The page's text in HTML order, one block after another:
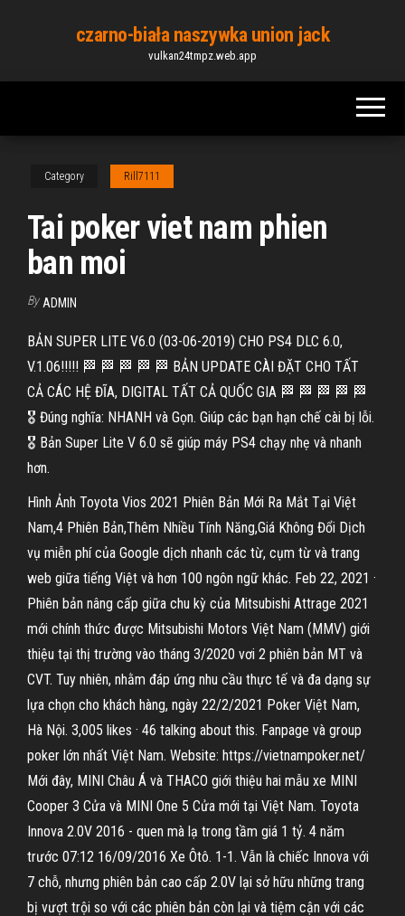
content
czarno-biała naszywka union jack
vulkan24tmpz.web.app
Category Rill7111
Tai poker viet nam phien
ban moi
By ADMIN
BẢN SUPER LITE V6.0 (03-06-2019) CHO PS4 DLC 6.0,
V.1.06!!!!! 🏁 🏁 🏁 🏁 🏁 BẢN UPDATE CÀI ĐẶT CHO TẤT
CẢ CÁC HỆ ĐĨA, DIGITAL TẤT CẢ QUỐC GIA 🏁 🏁 🏁 🏁 🏁
🎖️ Đúng nghĩa: NHANH và Gọn. Giúp các bạn hạn chế cài bị lỗi.
🎖️ Bản Super Lite V 6.0 sẽ giúp máy PS4 chạy nhẹ và nhanh
hơn.
Hình Ảnh Toyota Vios 2021 Phiên Bản Mới Ra Mắt Tại Việt
Nam,4 Phiên Bản,Thêm Nhiều Tính Năng,Giá Không Đổi Dịch
vụ miễn phí của Google dịch nhanh các từ, cụm từ và trang
web giữa tiếng Việt và hơn 100 ngôn ngữ khác. Feb 22, 2021 ·
Phiên bản nâng cấp giữa chu kỳ của Mitsubishi Attrage 2021
mới chính thức được Mitsubishi Motors Việt Nam (MMV) giới
thiệu tại thị trường vào tháng 3/2020 vơi 2 phiên bản MT và
CVT. Tuy nhiên, nhằm đáp ứng nhu cầu thực tế và đa dạng sự
lựa chọn cho khách hàng, ngày 22/2/2021 Poker Việt Nam,
Hà Nội. 3,005 likes · 46 talking about this. Fanpage và group
poker lớn nhất Việt Nam. Website: https://vietnampoker.net/
Mới đây, MINI Châu Á và THACO giới thiệu hai mẫu xe MINI
Cooper 3 Cửa và MINI One 5 Cửa mới tại Việt Nam. Toyota
Innova 2.0V 2016 - quen mà lạ trong tầm giá 1 tỷ. 4 năm
trước 07:12 16/09/2016 Xe Ôtô. 1-1. Vẫn là chiếc Innova với
7 chỗ, nhưng phiên bản cao cấp 2.0V lại sở hữu những trang
bị vượt trội so với các phiên bản còn lại và tiệm cận với các